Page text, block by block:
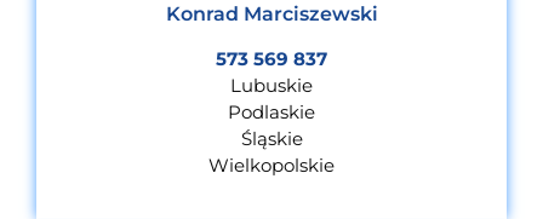
Konrad Marciszewski
573 569 837
Lubuskie
Podlaskie
Śląskie
Wielkopolskie